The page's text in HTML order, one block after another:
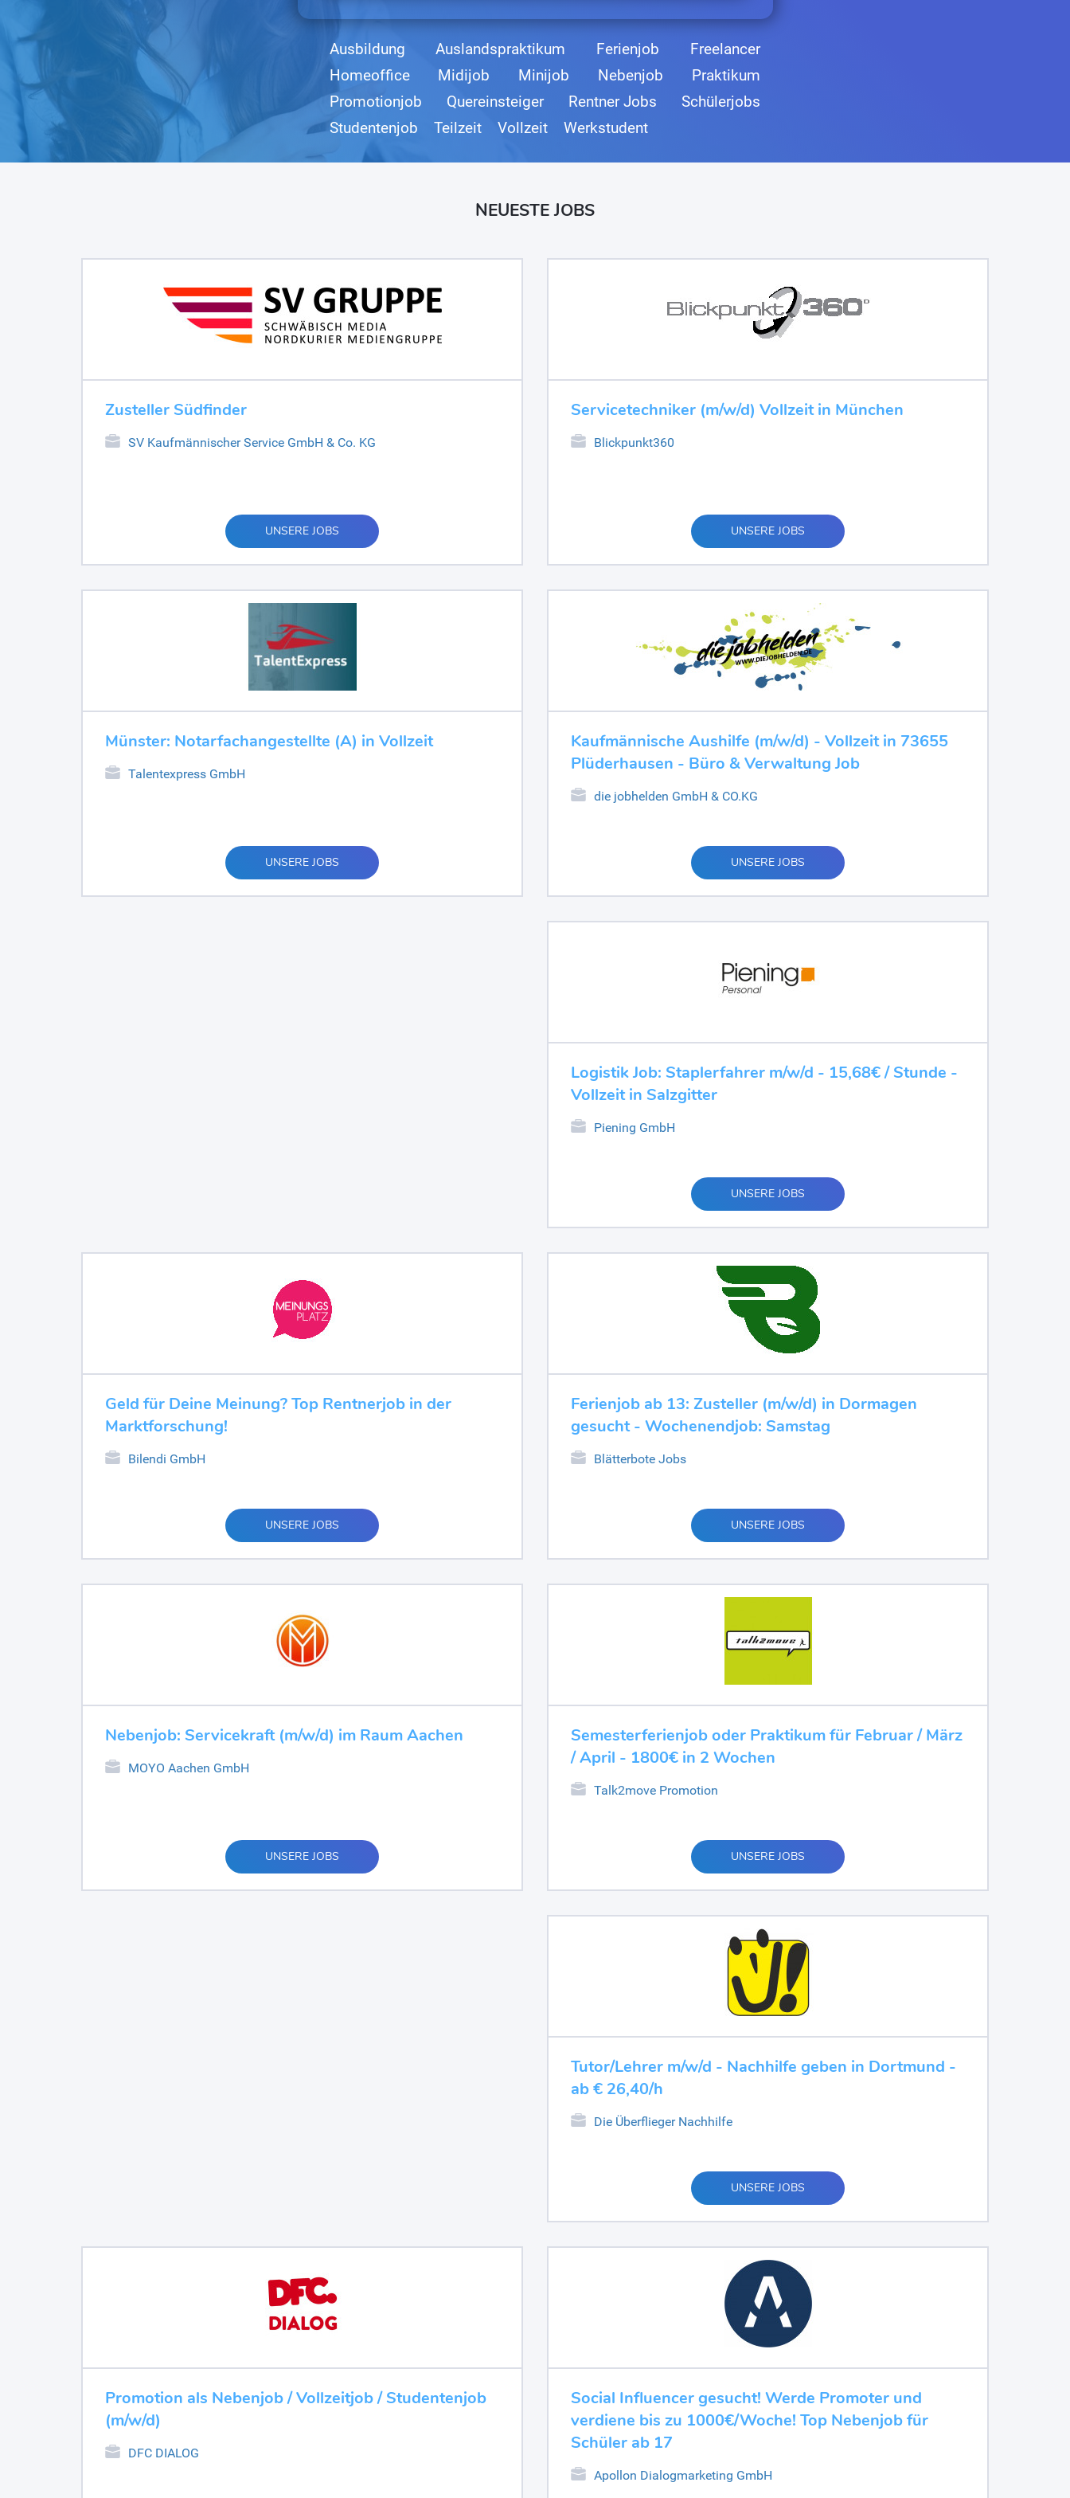
Ausbildung Auslandspraktikum Ferienjob
Freelancer
Homeoffice
Midijob Minijob Nebenjob
Praktikum
Promotionjob
Quereinsteiger Rentner Jobs
Schülerjobs
Studentenjob
Teilzeit Vollzeit Werkstudent
NEUESTE JOBS
Zusteller Südfinder
SV Kaufmännischer Service GmbH & Co. KG
UNSERE JOBS
Servicetechniker (m/w/d) Vollzeit in München
Blickpunkt360
UNSERE JOBS
Münster: Notarfachangestellte (A) in Vollzeit
Talentexpress GmbH
UNSERE JOBS
Kaufmännische Aushilfe (m/w/d) - Vollzeit in 73655
Plüderhausen - Büro & Verwaltung Job
die jobhelden GmbH & CO.KG
UNSERE JOBS
Logistik Job: Staplerfahrer m/w/d - 15,68€ / Stunde -
Vollzeit in Salzgitter
Piening GmbH
UNSERE JOBS
Geld für Deine Meinung? Top Rentnerjob in der
Marktforschung!
Bilendi GmbH
UNSERE JOBS
Ferienjob ab 13: Zusteller (m/w/d) in Dormagen
gesucht - Wochenendjob: Samstag
Blätterbote Jobs
UNSERE JOBS
Nebenjob: Servicekraft (m/w/d) im Raum Aachen
MOYO Aachen GmbH
UNSERE JOBS
Semesterferienjob oder Praktikum für Februar / März
/ April - 1800€ in 2 Wochen
Talk2move Promotion
UNSERE JOBS
Tutor/Lehrer m/w/d - Nachhilfe geben in Dortmund -
ab € 26,40/h
Die Überflieger Nachhilfe
UNSERE JOBS
Promotion als Nebenjob / Vollzeitjob / Studentenjob
(m/w/d)
DFC DIALOG
Social Influencer gesucht! Werde Promoter und
verdiene bis zu 1000€/Woche! Top Nebenjob für
Schüler ab 17
Apollon Dialogmarketing GmbH